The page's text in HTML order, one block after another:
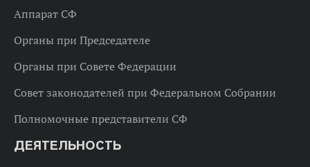
Аппарат СФ
Органы при Председателе
Органы при Совете Федерации
Совет законодателей при Федеральном Собрании
Полномочные представители СФ
ДЕЯТЕЛЬНОСТЬ